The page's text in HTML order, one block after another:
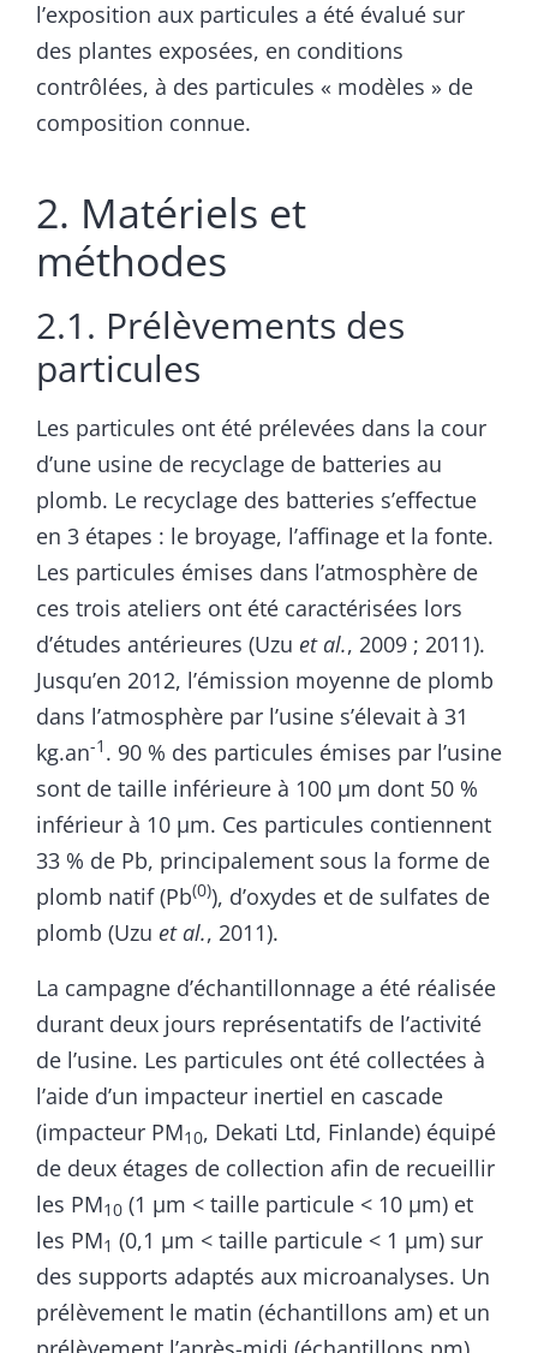
l’exposition aux particules a été évalué sur
des plantes exposées, en conditions
contrôlées, à des particules « modèles » de
composition connue.
2. Matériels et
méthodes
2.1. Prélèvements des
particules
Les particules ont été prélevées dans la cour
d’une usine de recyclage de batteries au
plomb. Le recyclage des batteries s’effectue
en 3 étapes : le broyage, l’affinage et la fonte.
Les particules émises dans l’atmosphère de
ces trois ateliers ont été caractérisées lors
d’études antérieures (Uzu et al., 2009 ; 2011).
Jusqu’en 2012, l’émission moyenne de plomb
dans l’atmosphère par l’usine s’élevait à 31
kg.an-1 . 90 % des particules émises par l’usine
sont de taille inférieure à 100 µm dont 50 %
inférieur à 10 µm. Ces particules contiennent
33 % de Pb, principalement sous la forme de
plomb natif (Pb(0)), d’oxydes et de sulfates de
plomb (Uzu et al., 2011).
La campagne d’échantillonnage a été réalisée
durant deux jours représentatifs de l’activité
de l’usine. Les particules ont été collectées à
l’aide d’un impacteur inertiel en cascade
(impacteur PM10, Dekati Ltd, Finlande) équipé
de deux étages de collection afin de recueillir
les PM10 (1 µm < taille particule < 10 µm) et
les PM1 (0,1 µm < taille particule < 1 µm) sur
des supports adaptés aux microanalyses. Un
prélèvement le matin (échantillons am) et un